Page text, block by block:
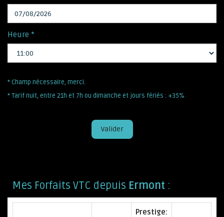
Heure *
* Champ nécessaire, merci.
* Tarif nuit, entre 21h et 7h ou dimanche et jours fériés : +35%
Valider
Mes Forfaits VTC depuis Ermont :
Prestige: